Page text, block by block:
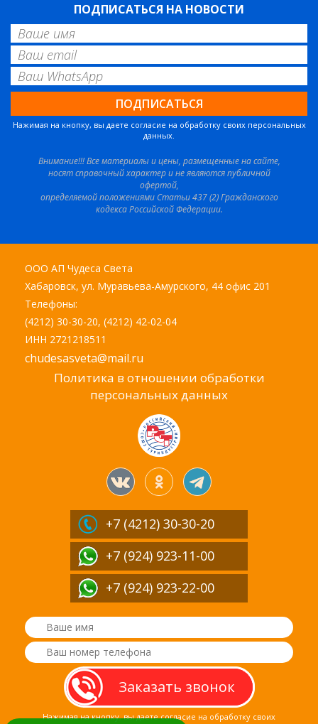
ПОДПИСАТЬСЯ НА НОВОСТИ
Нажимая на кнопку, вы даете согласие на обработку своих персональных
данных.
Внимание!!! Все материалы и цены, размещенные на сайте,
носят справочный характер и не являются публичной
офертой,
определяемой положениями Статьи 437 (2) Гражданского
кодекса Российской Федерации.
ООО АП Чудеса Света
Хабаровск, ул. Муравьева-Амурского, 44 офис 201
Телефоны:
(4212) 30-30-20, (4212) 42-02-04
ИНН 2721218511
chudesasveta@mail.ru
Политика в отношении обработки
персональных данных
+7 (4212) 30-30-20
+7 (924) 923-11-00
+7 (924) 923-22-00
Нажимая на кнопку, вы даете согласие на обработку своих